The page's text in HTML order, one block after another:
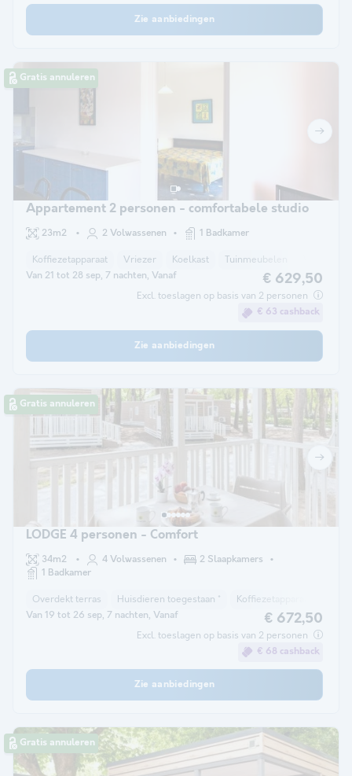
Zie aanbiedingen
Gratis annuleren
Appartement 2 personen - comfortabele studio
23m2 2 Volwassenen 1 Badkamer
Koffiezetapparaat Vriezer Koelkast Tuinmeubelen
Van 21 tot 28 sep, 7 nachten, Vanaf € 629,50
Excl. toeslagen op basis van 2 personen
€ 63 cashback
Zie aanbiedingen
Gratis annuleren
LODGE 4 personen - Comfort
34m2 4 Volwassenen
2 Slaapkamers
1 Badkamer
Overdekt terras Huisdieren toegestaan * Koffiezetapparaat
Van 19 tot 26 sep, 7 nachten, Vanaf € 672,50
Excl. toeslagen op basis van 2 personen
€ 68 cashback
Zie aanbiedingen
Gratis annuleren